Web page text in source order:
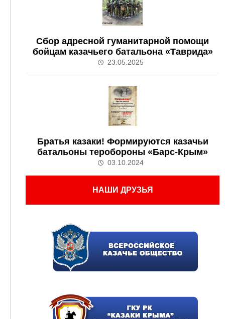
Сбор адресной гуманитарной помощи
бойцам казачьего батальона «Таврида»
23.05.2025
Братья казаки! Формируются казачьи
батальоны теробороны «Барс-Крым»
03.10.2024
НАШИ ДРУЗЬЯ